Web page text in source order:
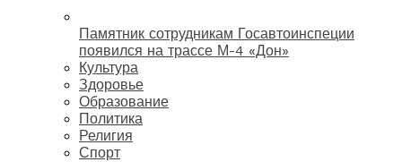
Памятник сотрудникам Госавтоинспеции
появился на трассе М-4 «Дон»
Культура
Здоровье
Образование
Политика
Религия
Спорт